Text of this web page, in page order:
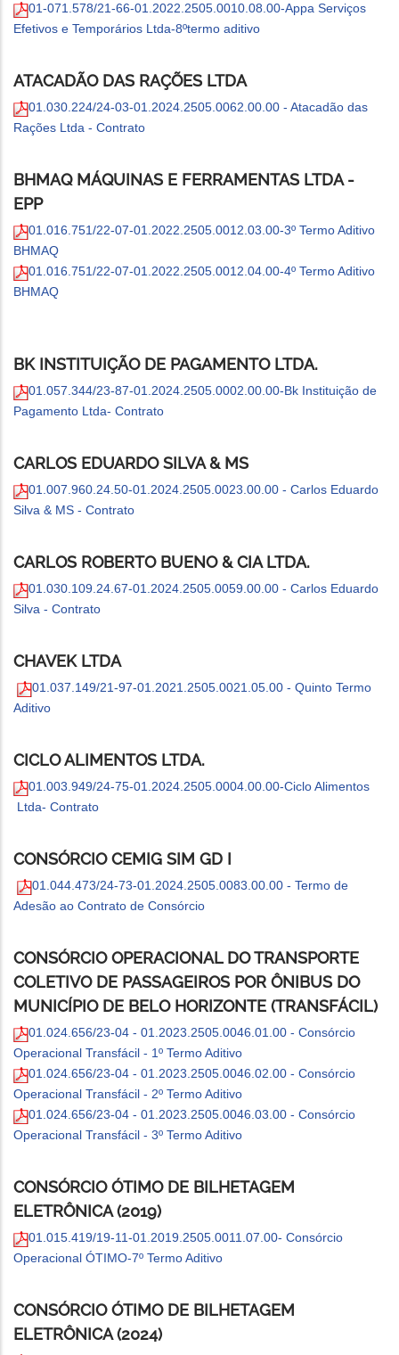
01-071.578/21-66-01.2022.2505.0010.08.00-Appa Serviços
Efetivos e Temporários Ltda-8ºtermo aditivo
ATACADÃO DAS RAÇÕES LTDA
01.030.224/24-03-01.2024.2505.0062.00.00 - Atacadão das
Rações Ltda - Contrato
BHMAQ MÁQUINAS E FERRAMENTAS LTDA -
EPP
01.016.751/22-07-01.2022.2505.0012.03.00-3º Termo Aditivo
BHMAQ
01.016.751/22-07-01.2022.2505.0012.04.00-4º Termo Aditivo
BHMAQ
BK INSTITUIÇÃO DE PAGAMENTO LTDA.
01.057.344/23-87-01.2024.2505.0002.00.00-Bk Instituição de
Pagamento Ltda- Contrato
CARLOS EDUARDO SILVA & MS
01.007.960.24.50-01.2024.2505.0023.00.00 - Carlos Eduardo
Silva & MS - Contrato
CARLOS ROBERTO BUENO & CIA LTDA.
01.030.109.24.67-01.2024.2505.0059.00.00 - Carlos Eduardo
Silva - Contrato
CHAVEK LTDA
01.037.149/21-97-01.2021.2505.0021.05.00 - Quinto Termo
Aditivo
CICLO ALIMENTOS LTDA.
01.003.949/24-75-01.2024.2505.0004.00.00-Ciclo Alimentos
Ltda- Contrato
CONSÓRCIO CEMIG SIM GD I
01.044.473/24-73-01.2024.2505.0083.00.00 - Termo de
Adesão ao Contrato de Consórcio
CONSÓRCIO OPERACIONAL DO TRANSPORTE
COLETIVO DE PASSAGEIROS POR ÔNIBUS DO
MUNICÍPIO DE BELO HORIZONTE (TRANSFÁCIL)
01.024.656/23-04 - 01.2023.2505.0046.01.00 - Consórcio
Operacional Transfácil - 1º Termo Aditivo
01.024.656/23-04 - 01.2023.2505.0046.02.00 - Consórcio
Operacional Transfácil - 2º Termo Aditivo
01.024.656/23-04 - 01.2023.2505.0046.03.00 - Consórcio
Operacional Transfácil - 3º Termo Aditivo
CONSÓRCIO ÓTIMO DE BILHETAGEM
ELETRÔNICA (2019)
01.015.419/19-11-01.2019.2505.0011.07.00- Consórcio
Operacional ÓTIMO-7º Termo Aditivo
CONSÓRCIO ÓTIMO DE BILHETAGEM
ELETRÔNICA (2024)